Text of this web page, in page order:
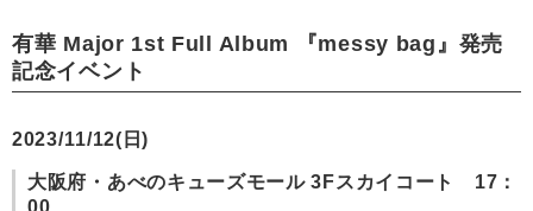
ランキング
直営ショップ
有華 Major 1st Full Album 『messy bag』発売
記念イベント
2023/11/12(日)
大阪府・あべのキューズモール 3Fスカイコート 17：
00